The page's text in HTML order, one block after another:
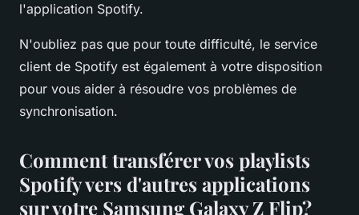
l'application Spotify.
N'oubliez pas que pour toute difficulté, le service
client de Spotify est également à votre disposition
pour vous aider à résoudre vos problèmes de
synchronisation.
Comment transférer vos playlists
Spotify vers d'autres applications
sur votre Samsung Galaxy Z Flip?